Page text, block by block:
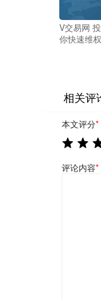
V交易网
你快速维权
相关评
本文评分*
评论内容*